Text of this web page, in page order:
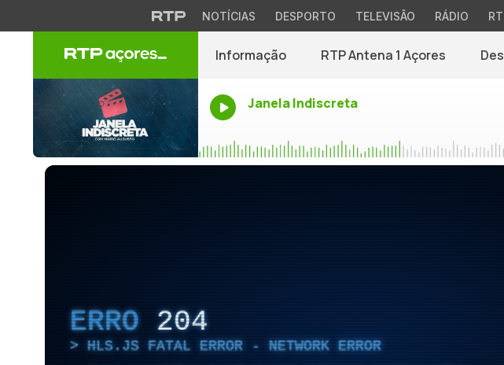
NOTÍCIAS DESPORTO TELEVISÃO RÁDIO
Informação RTP Antena 1 Açores
Janela Indiscreta
ERRO 204
HLS.JS FATAL ERROR - NETWORK ERROR